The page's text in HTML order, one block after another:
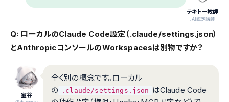
テキトー教師
.AI認定講師
Q: ローカルのClaude Code設定（.claude/settings.json）
とAnthropicコンソールのWorkspacesは別物ですか？
室谷
全く別の概念です。ローカル
の .claude/settings.json
はClaude Code